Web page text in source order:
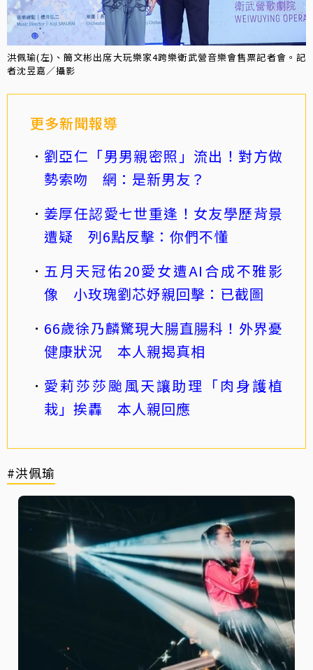
洪佩瑜(左)、簡文彬出席大玩樂家4跨樂衛武營音樂會售票記者會。記
者沈昱嘉／攝影
更多新聞報導
劉亞仁「男男親密照」流出！對方做
勢索吻 網：是新男友？
姜厚任認愛七世重逢！女友學歷背景
遭疑 列6點反擊：你們不懂
五月天冠佑20愛女遭AI合成不雅影
像 小玫瑰劉芯妤親回擊：已截圖
66歲徐乃麟驚現大腸直腸科！外界憂
健康狀況 本人親揭真相
愛莉莎莎颱風天讓助理「肉身護植
栽」挨轟 本人親回應
#洪佩瑜